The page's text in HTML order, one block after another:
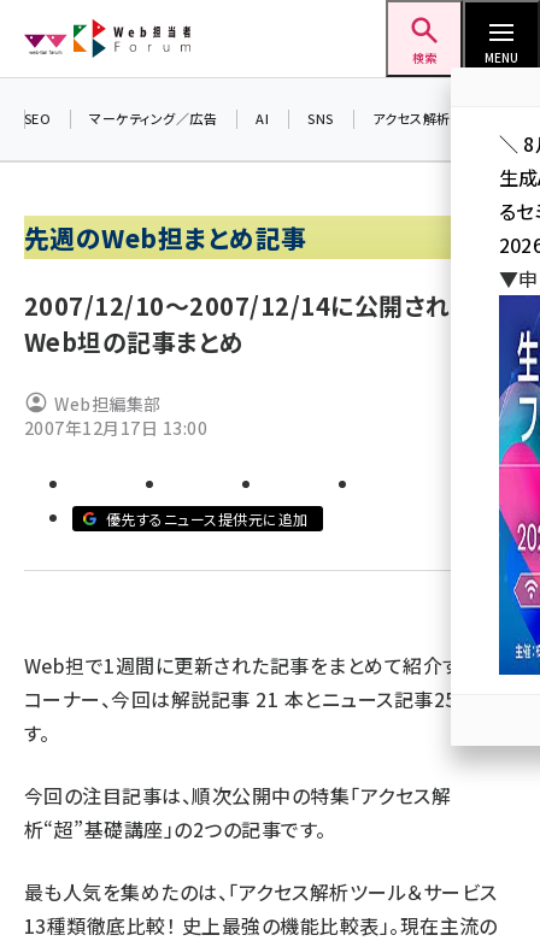
ン
検索 MENU
ai (2811)
youtube (2439)
note (2315)
z世代 (1623)
meo (1277)
SEO マーケティング／広告 AI SNS アクセス解析／データ分析
先週のWeb担まとめ記事
2007/12/10〜2007/12/14に公開された
Web坦の記事まとめ
Web担編集部
2007年12月17日 13:00
優先するニュース提供元に追加
Web担で1週間に更新された記事をまとめて紹介するこの
コーナー、今回は解説記事 21 本とニュース記事25
す。
今回の注目記事は、順次公開中の特集「アクセス解
析“超”基礎講座」の2つの記事です。
最も人気を集めたのは、「アクセス解析ツール＆サービス
13種類徹底比較！ 史上最強の機能比較表」。現在主流の
＼ 8
生
る
▼申